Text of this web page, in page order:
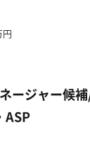
円
ージャー候
ASP